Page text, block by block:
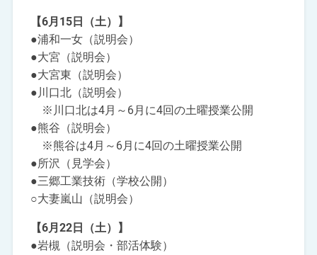
【6月15日（土）】
●浦和一女（説明会）
●大宮（説明会）
●大宮東（説明会）
●川口北（説明会）
※川口北は4月～6月に4回の土曜授業公開
●熊谷（説明会）
※熊谷は4月～6月に4回の土曜授業公開
●所沢（見学会）
●三郷工業技術（学校公開）
○大妻嵐山（説明会）
【6月22日（土）】
●岩槻（説明会・部活体験）